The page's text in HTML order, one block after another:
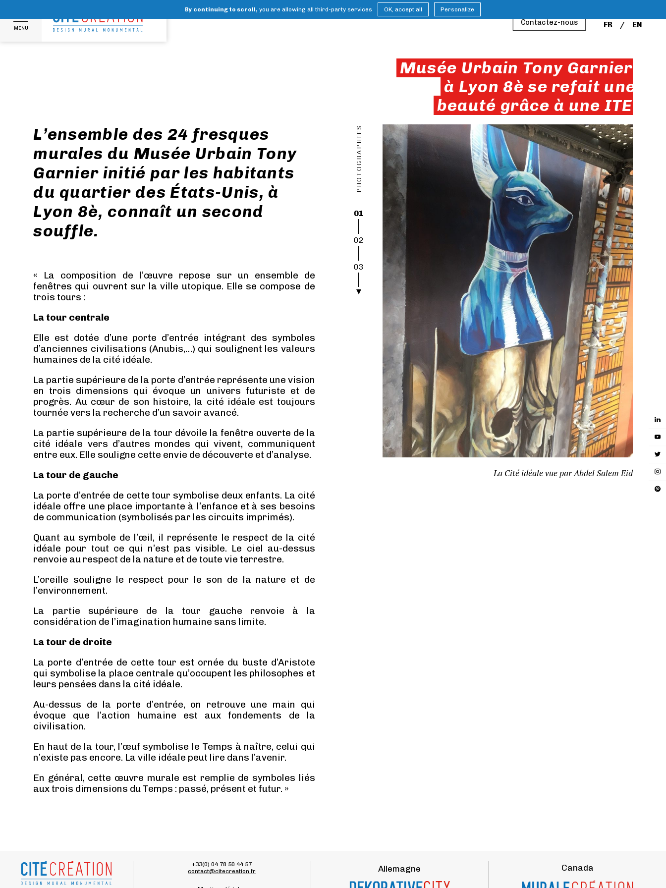
MENU
Contactez-nous FR EN
Musée Urbain Tony Garnier
à Lyon 8è se refait une
beauté grâce à une ITE
L’ensemble des 24 fresques
murales du Musée Urbain Tony
Garnier initié par les habitants
du quartier des États-Unis, à
Lyon 8è, connaît un second
souffle.
« La composition de l’œuvre repose sur un ensemble de
fenêtres qui ouvrent sur la ville utopique. Elle se compose de
trois tours :
La tour centrale
Elle est dotée d’une porte d’entrée intégrant des symboles
d’anciennes civilisations (Anubis,…) qui soulignent les valeurs
humaines de la cité idéale.
La partie supérieure de la porte d’entrée représente une vision
en trois dimensions qui évoque un univers futuriste et de
progrès. Au cœur de son histoire, la cité idéale est toujours
tournée vers la recherche d’un savoir avancé.
La partie supérieure de la tour dévoile la fenêtre ouverte de la
cité idéale vers d’autres mondes qui vivent, communiquent
entre eux. Elle souligne cette envie de découverte et d’analyse.
La tour de gauche
La porte d’entrée de cette tour symbolise deux enfants. La cité
idéale offre une place importante à l’enfance et à ses besoins
de communication (symbolisés par les circuits imprimés).
Quant au symbole de l’œil, il représente le respect de la cité
idéale pour tout ce qui n’est pas visible. Le ciel au-dessus
renvoie au respect de la nature et de toute vie terrestre.
L’oreille souligne le respect pour le son de la nature et de
l’environnement.
La partie supérieure de la tour gauche renvoie à la
considération de l’imagination humaine sans limite.
La tour de droite
La porte d’entrée de cette tour est ornée du buste d’Aristote
qui symbolise la place centrale qu’occupent les philosophes et
leurs pensées dans la cité idéale.
Au-dessus de la porte d’entrée, on retrouve une main qui
évoque que l’action humaine est aux fondements de la
civilisation.
En haut de la tour, l’œuf symbolise le Temps à naître, celui qui
n’existe pas encore. La ville idéale peut lire dans l’avenir.
En général, cette œuvre murale est remplie de symboles liés
aux trois dimensions du Temps : passé, présent et futur. »
PHOTOGRAPHIES
01
02
03
04
La Cité idéale vue par Abdel Salem Eid
+33(0) 04 78 50 44 57
contact@citecreation.fr
Allemagne Canada
By continuing to scroll, you are allowing all third-party services OK, accept all Personalize